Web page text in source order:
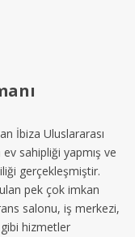
İbiza Uluslararası
sahipliği yapmış ve
gerçekleşmiştir.
pek çok imkan
salonu, iş merkezi,
gibi hizmetler